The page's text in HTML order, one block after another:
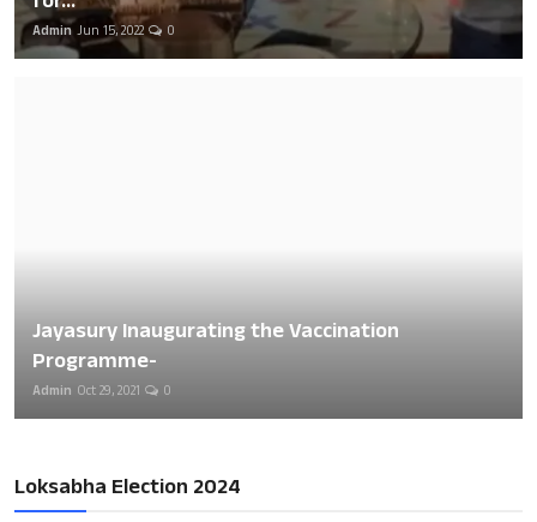
Admin Jun 15, 2022 0
Jayasury Inaugurating the Vaccination
Programme-
Admin Oct 29, 2021 0
Loksabha Election 2024